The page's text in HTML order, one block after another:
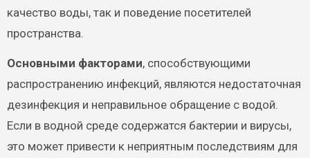
качество воды, так и поведение посетителей
пространства.
Основными факторами, способствующими
распространению инфекций, являются недостаточная
дезинфекция и неправильное обращение с водой.
Если в водной среде содержатся бактерии и вирусы,
это может привести к неприятным последствиям для